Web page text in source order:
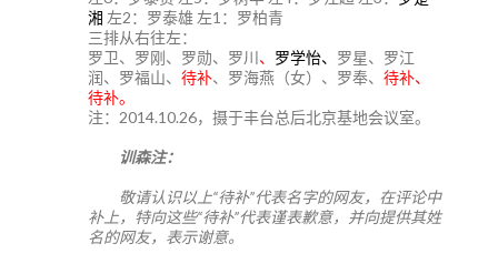
湘 左2：罗泰雄 左1：罗柏青
三排从右往左：
罗卫、罗刚、罗勋、罗川、 罗学怡、 罗星、罗江
润、罗福山、 待补、罗海燕（女）、罗奉、 待补、
待补。
注：2014.10.26，摄于丰台总后北京基地会议室。
训森注：
敬请认识以上“待补”代表名字的网友，在评论中
补上，特向这些“待补”代表谨表歉意，并向提供其姓
名的网友，表示谢意。